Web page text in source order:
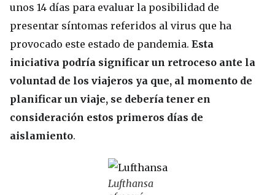
unos 14 días para evaluar la posibilidad de
presentar síntomas referidos al virus que ha
provocado este estado de pandemia. Esta
iniciativa podría significar un retroceso ante la
voluntad de los viajeros ya que, al momento de
planificar un viaje, se debería tener en
consideración estos primeros días de
aislamiento.
Lufthansa